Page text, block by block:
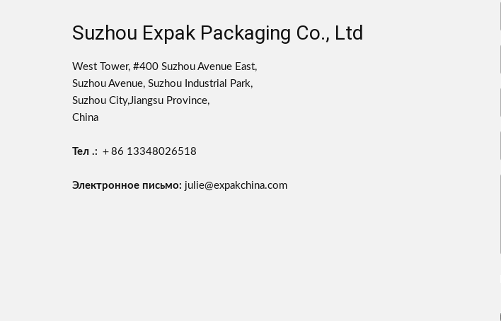
Suzhou Expak Packaging Co., Ltd
West Tower, #400 Suzhou Avenue East,
Suzhou Avenue, Suzhou Industrial Park,
Suzhou City,Jiangsu Province,
China
Тел .: ＋86 13348026518
Электронное письмо: julie@expakchina.com